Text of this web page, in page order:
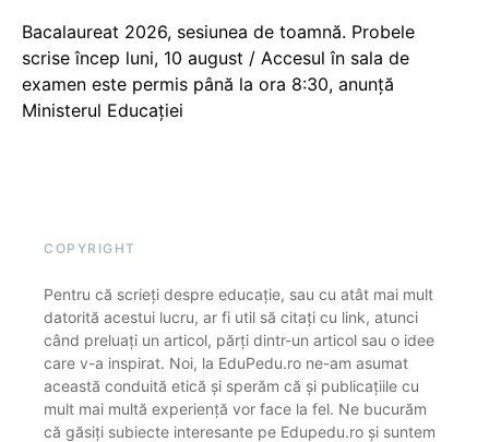
Bacalaureat 2026, sesiunea de toamnă. Probele
scrise încep luni, 10 august / Accesul în sala de
examen este permis până la ora 8:30, anunță
Ministerul Educației
COPYRIGHT
Pentru că scrieți despre educație, sau cu atât mai mult
datorită acestui lucru, ar fi util să citați cu link, atunci
când preluați un articol, părți dintr-un articol sau o idee
care v-a inspirat. Noi, la EduPedu.ro ne-am asumat
această conduită etică și sperăm că și publicațiile cu
mult mai multă experiență vor face la fel. Ne bucurăm
că găsiți subiecte interesante pe Edupedu.ro și suntem